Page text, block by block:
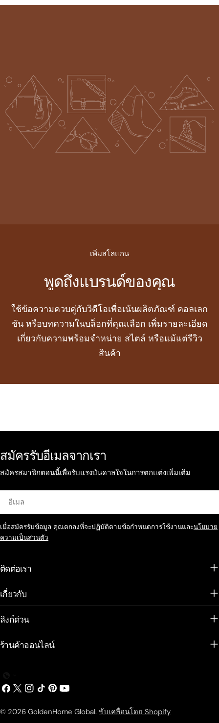
เพิ่มสโลแกน
พูดถึงแบรนด์ของคุณ
ใช้ข้อความควบคู่กับวิดีโอเพื่อเน้นผลิตภัณฑ์ คอลเลก
ชัน หรือบทความในบล็อกที่คุณเลือก เพิ่มรายละเอียด
เกี่ยวกับความพร้อมจำหน่าย สไตล์ หรือแม้แต่รีวิว
สินค้า
สมัครรับอีเมลจากเรา
สมัครสมาชิกตอนนี้เพื่อรับแรงบันดาลใจในการตกแต่งเพิ่มเติม
อีเมล
เมื่อสมัครรับข้อมูล คุณตกลงที่จะปฏิบัติตามข้อกำหนดการใช้งานและนโยบาย
ความเป็นส่วนตัว
ติดต่อเรา
เกี่ยวกับ
ลิงก์ด่วน
ร้านค้าออนไลน์
เฟส เอ็กซ์
ต
อิน
ตา
ติ๊ก พิน
อเรสต์
ยู
© 2026 GoldenHome Global. ขับเคลื่อนโดย Shopify